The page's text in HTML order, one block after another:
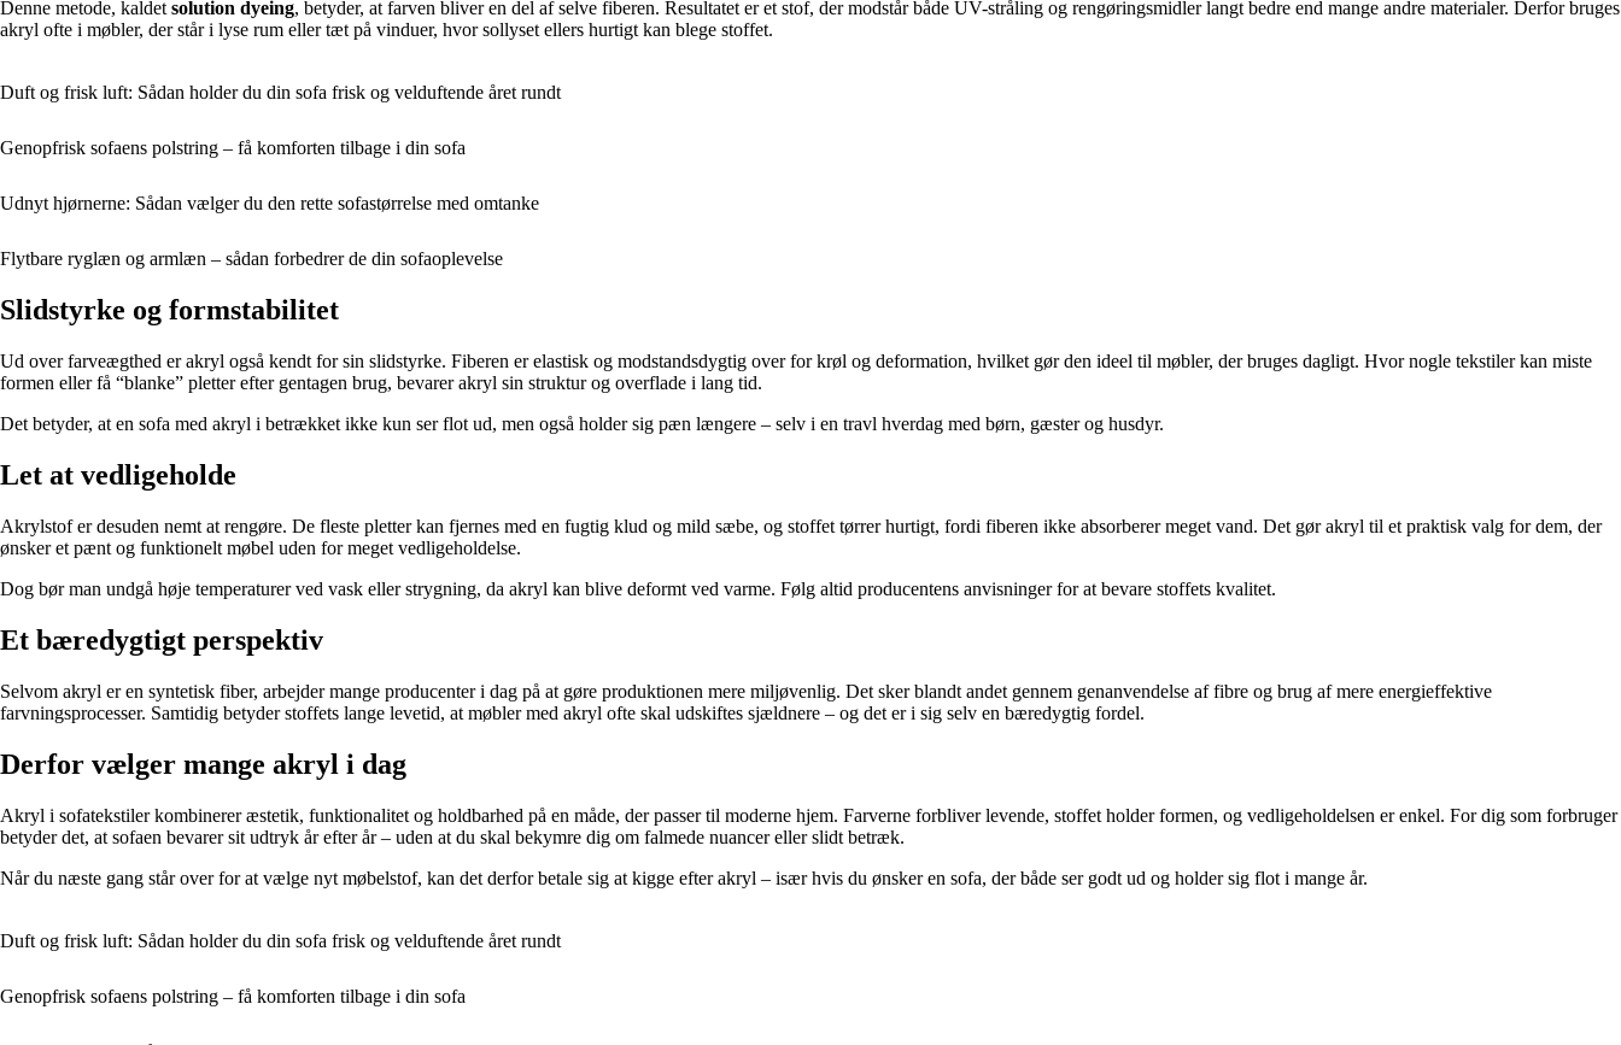
Denne metode, kaldetsolution dyeing, betyder, at farven bliver en del af selve fiberen. Resultatet er et stof, der modstår både UV-stråling og rengøringsmidler langt bedre end mange andre materialer. Derfor bruges
akryl ofte i møbler, der står i lyse rum eller tæt på vinduer, hvor sollyset ellers hurtigt kan blege stoffet.
Duft og frisk luft: Sådan holder du din sofa frisk og velduftende året rundt
Genopfrisk sofaens polstring – få komforten tilbage i din sofa
Udnyt hjørnerne: Sådan vælger du den rette sofastørrelse med omtanke
Flytbare ryglæn og armlæn – sådan forbedrer de din sofaoplevelse
Slidstyrke og formstabilitet
Ud over farveægthed er akryl også kendt for sin slidstyrke. Fiberen er elastisk og modstandsdygtig over for krøl og deformation, hvilket gør den ideel til møbler, der bruges dagligt. Hvor nogle tekstiler kan miste
formen eller få “blanke” pletter efter gentagen brug, bevarer akryl sin struktur og overflade i lang tid.
Det betyder, at en sofa med akryl i betrækket ikke kun ser flot ud, men også holder sig pæn længere – selv i en travl hverdag med børn, gæster og husdyr.
Let at vedligeholde
Akrylstof er desuden nemt at rengøre. De fleste pletter kan fjernes med en fugtig klud og mild sæbe, og stoffet tørrer hurtigt, fordi fiberen ikke absorberer meget vand. Det gør akryl til et praktisk valg for dem, der
ønsker et pænt og funktionelt møbel uden for meget vedligeholdelse.
Dog bør man undgå høje temperaturer ved vask eller strygning, da akryl kan blive deformt ved varme. Følg altid producentens anvisninger for at bevare stoffets kvalitet.
Et bæredygtigt perspektiv
Selvom akryl er en syntetisk fiber, arbejder mange producenter i dag på at gøre produktionen mere miljøvenlig. Det sker blandt andet gennem genanvendelse af fibre og brug af mere energieffektive
farvningsprocesser. Samtidig betyder stoffets lange levetid, at møbler med akryl ofte skal udskiftes sjældnere – og det er i sig selv en bæredygtig fordel.
Derfor vælger mange akryl i dag
Akryl i sofatekstiler kombinerer æstetik, funktionalitet og holdbarhed på en måde, der passer til moderne hjem. Farverne forbliver levende, stoffet holder formen, og vedligeholdelsen er enkel. For dig som forbruger
betyder det, at sofaen bevarer sit udtryk år efter år – uden at du skal bekymre dig om falmede nuancer eller slidt betræk.
Når du næste gang står over for at vælge nyt møbelstof, kan det derfor betale sig at kigge efter akryl – især hvis du ønsker en sofa, der både ser godt ud og holder sig flot i mange år.
Duft og frisk luft: Sådan holder du din sofa frisk og velduftende året rundt
Genopfrisk sofaens polstring – få komforten tilbage i din sofa